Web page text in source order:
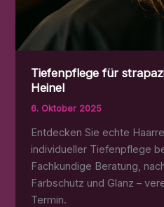
Tiefenpflege für
Heinel
6. Oktober 2025
Entdecken Sie echte
individueller Tiefenpflege
Fachkundige Beratung,
Farbschutz und Glanz –
Termin.